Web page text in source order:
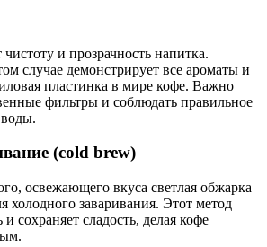
и прозрачность напитка.
случае демонстрирует все ароматы и
пластинка в мире кофе. Важно
фильтры и соблюдать правильное
(cold brew)
освежающего вкуса светлая обжарка
холодного заваривания. Этот метод
сохраняет сладость, делая кофе